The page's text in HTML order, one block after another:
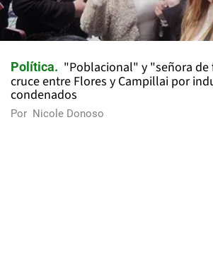
Política
"Poblacional" y "señora de
cruce entre Flores y Campillai por
condenados
Por Nicole Donoso